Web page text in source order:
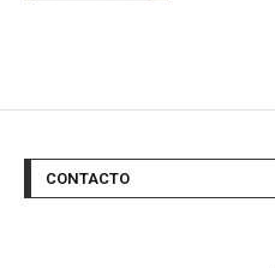
CONTACTO